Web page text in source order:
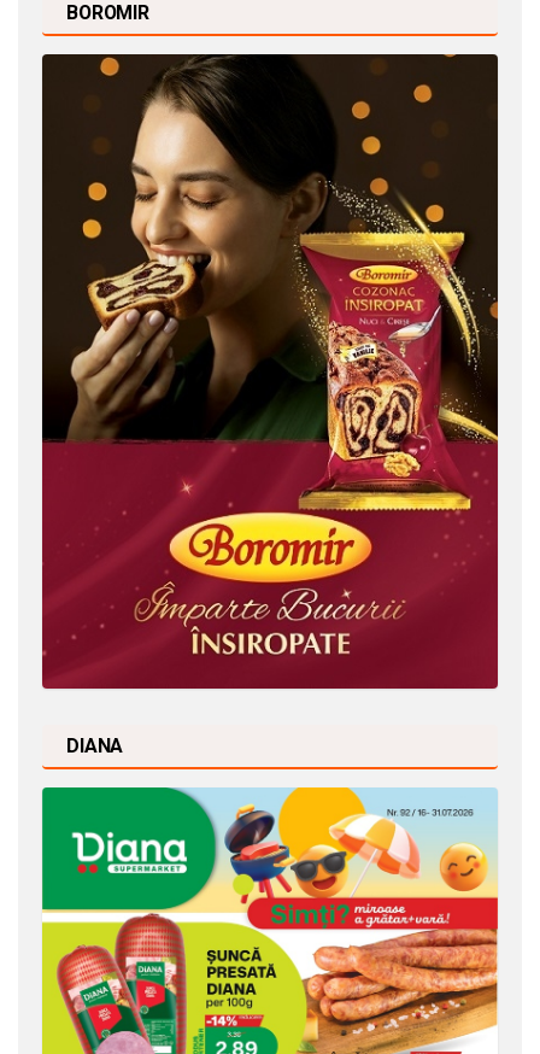
BOROMIR
DIANA